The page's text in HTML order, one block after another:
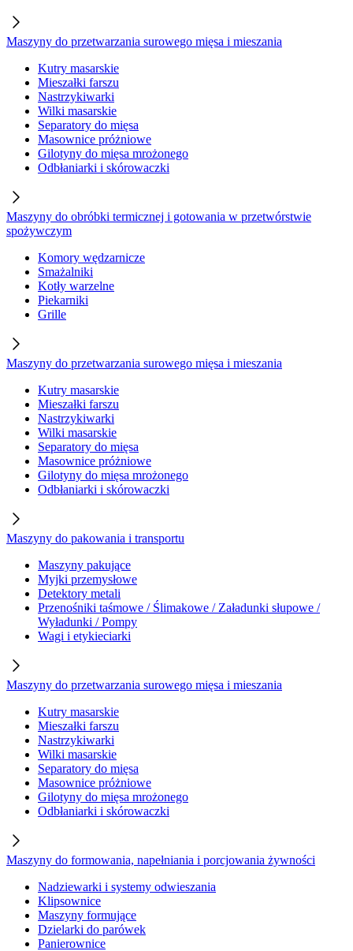
Maszyny do przetwarzania surowego mięsa i mieszania
Kutry masarskie
Mieszałki farszu
Nastrzykiwarki
Wilki masarskie
Separatory do mięsa
Masownice próżniowe
Gilotyny do mięsa mrożonego
Odbłaniarki i skórowaczki
Maszyny do obróbki termicznej i gotowania w przetwórstwie
spożywczym
Komory wędzarnicze
Smażalniki
Kotły warzelne
Piekarniki
Grille
Maszyny do przetwarzania surowego mięsa i mieszania
Kutry masarskie
Mieszałki farszu
Nastrzykiwarki
Wilki masarskie
Separatory do mięsa
Masownice próżniowe
Gilotyny do mięsa mrożonego
Odbłaniarki i skórowaczki
Maszyny do pakowania i transportu
Maszyny pakujące
Myjki przemysłowe
Detektory metali
Przenośniki taśmowe / Ślimakowe / Załadunki słupowe /
Wyładunki / Pompy
Wagi i etykieciarki
Maszyny do przetwarzania surowego mięsa i mieszania
Kutry masarskie
Mieszałki farszu
Nastrzykiwarki
Wilki masarskie
Separatory do mięsa
Masownice próżniowe
Gilotyny do mięsa mrożonego
Odbłaniarki i skórowaczki
Maszyny do formowania, napełniania i porcjowania żywności
Nadziewarki i systemy odwieszania
Klipsownice
Maszyny formujące
Dzielarki do parówek
Panierownice